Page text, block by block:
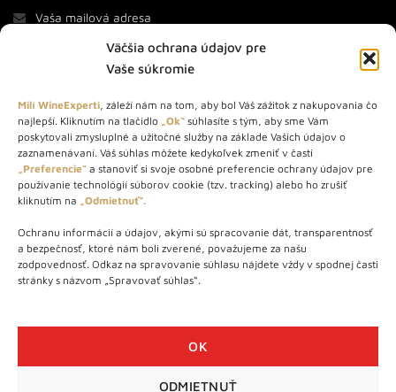
Väčšia ochrana údajov pre
Vaše súkromie
Milí WineExperti, záleží nám na tom, aby bol Váš zážitok z nakupovania čo
najlepší. Kliknutím na tlačidlo „Ok“ súhlasíte s tým, aby sme Vám
poskytovali zmysluplné a užitočné služby na základe Vašich údajov o
zaznamenávaní. Váš súhlas môžete kedykoľvek zmeniť v časti
„Preferencie“ a stanoviť si svoje osobné preferencie ochrany údajov pre
používanie technológií súborov cookie (tzv. tracking) alebo ho zrušiť
kliknutím na „Odmietnuť“.
Ochranu informácií a údajov, akými sú spracovanie dát, transparentnosť
a bezpečnosť, ktoré nám boli zverené, považujeme za našu
zodpovednosť. Odkaz na spravovanie súhlasu nájdete vždy v spodnej časti
stránky s názvom „Spravovať súhlas“.
OK
ODMIETNUŤ
O NÁS
STORE – obchod s vínom a destilátmi od roku 2010. Na našej
webovej stránke predávame viac ako 1000+ značkových
produktov.
Info tel.: +421 917 779 888
Vínotéka: +421 917 888 879
Vínotéka: Bratislavská 49/B, Bratislava 841 06